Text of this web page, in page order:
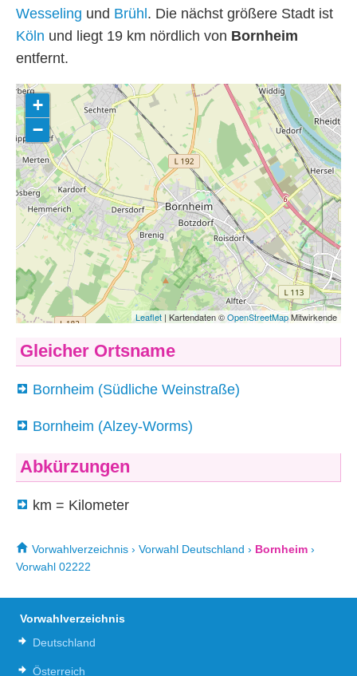
Wesseling und Brühl. Die nächst größere Stadt ist
Köln und liegt 19 km nördlich von Bornheim
entfernt.
Gleicher Ortsname
Bornheim (Südliche Weinstraße)
Bornheim (Alzey-Worms)
Abkürzungen
km = Kilometer
Vorwahlverzeichnis › Vorwahl Deutschland › Bornheim ›
Vorwahl 02222
Vorwahlverzeichnis
Deutschland
Österreich